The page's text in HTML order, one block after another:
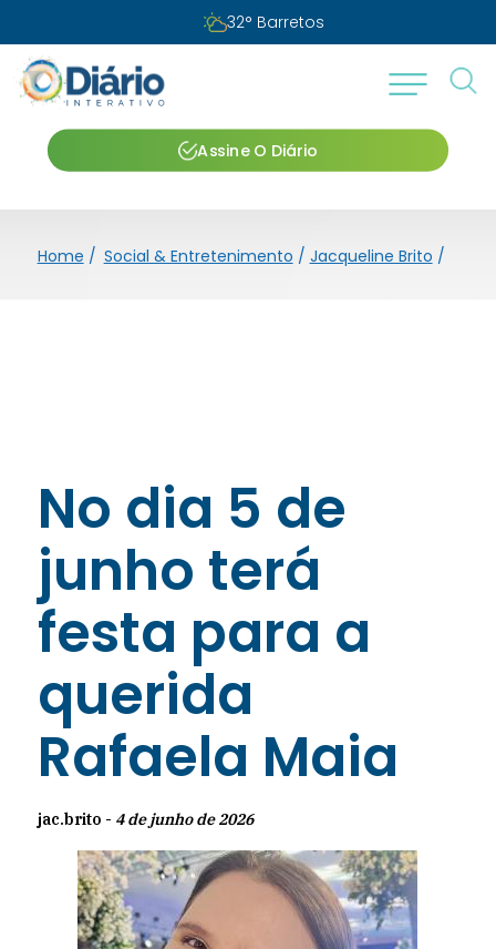
32° Barretos
Assine O Diário
Home / Social & Entretenimento / Jacqueline Brito /
No dia 5 de
junho terá
festa para a
querida
Rafaela Maia
jac.brito - 4 de junho de 2026